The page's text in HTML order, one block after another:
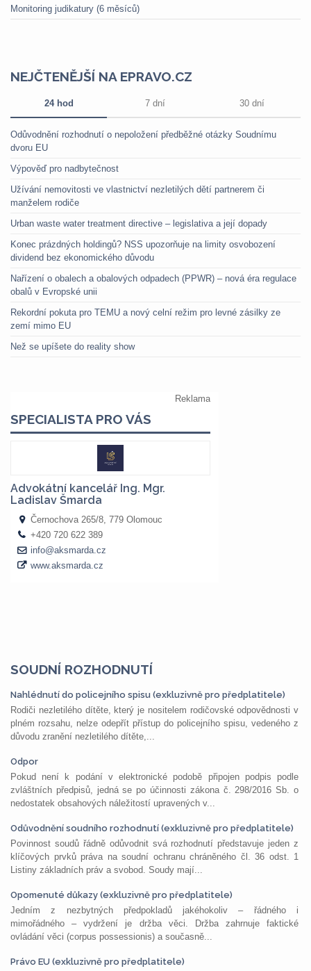
Monitoring judikatury (6 měsíců)
NEJČTENĚJŠÍ NA EPRAVO.CZ
24 hod 7 dní 30 dní
Odůvodnění rozhodnutí o nepoložení předběžné otázky Soudnímu
dvoru EU
Výpověď pro nadbytečnost
Užívání nemovitosti ve vlastnictví nezletilých dětí partnerem či
manželem rodiče
Urban waste water treatment directive – legislativa a její dopady
Konec prázdných holdingů? NSS upozorňuje na limity osvobození
dividend bez ekonomického důvodu
Nařízení o obalech a obalových odpadech (PPWR) – nová éra regulace
obalů v Evropské unii
Rekordní pokuta pro TEMU a nový celní režim pro levné zásilky ze
zemí mimo EU
Než se upíšete do reality show
SOUDNÍ ROZHODNUTÍ
Nahlédnutí do policejního spisu (exkluzivně pro předplatitele)
Rodiči nezletilého dítěte, který je nositelem rodičovské odpovědnosti v
plném rozsahu, nelze odepřít přístup do policejního spisu, vedeného z
důvodu zranění nezletilého dítěte,...
Odpor
Pokud není k podání v elektronické podobě připojen podpis podle
zvláštních předpisů, jedná se po účinnosti zákona č. 298/2016 Sb. o
nedostatek obsahových náležitostí upravených v...
Odůvodnění soudního rozhodnutí (exkluzivně pro předplatitele)
Povinnost soudů řádně odůvodnit svá rozhodnutí představuje jeden z
klíčových prvků práva na soudní ochranu chráněného čl. 36 odst. 1
Listiny základních práv a svobod. Soudy mají...
Opomenuté důkazy (exkluzivně pro předplatitele)
Jedním z nezbytných předpokladů jakéhokoliv – řádného i
mimořádného – vydržení je držba věci. Držba zahrnuje faktické
ovládání věci (corpus possessionis) a současně...
Právo EU (exkluzivně pro předplatitele)